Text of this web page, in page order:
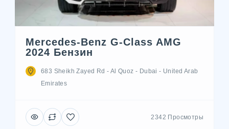
Mercedes-Benz G-Class AMG
2024 Бензин
683 Sheikh Zayed Rd - Al Quoz - Dubai - United Arab
Emirates
2342 Просмотры